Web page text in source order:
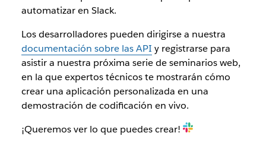
automatizar en Slack.
Los desarrolladores pueden dirigirse a nuestra
documentación sobre las API y registrarse para
asistir a nuestra próxima serie de seminarios web,
en la que expertos técnicos te mostrarán cómo
crear una aplicación personalizada en una
demostración de codificación en vivo.
¡Queremos ver lo que puedes crear!